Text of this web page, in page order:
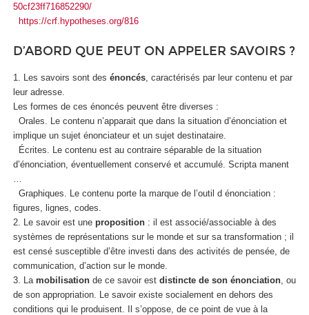
50cf23ff716852290/
https://crf.hypotheses.org/816
D’ABORD QUE PEUT ON APPELER SAVOIRS ?
1. Les savoirs sont des énoncés , caractérisés par leur contenu et par
leur adresse.
Les formes de ces énoncés peuvent être diverses :
Orales. Le contenu n’apparait que dans la situation d’énonciation et
implique un sujet énonciateur et un sujet destinataire.
Écrites. Le contenu est au contraire séparable de la situation
d’énonciation, éventuellement conservé et accumulé. Scripta manent
Graphiques. Le contenu porte la marque de l’outil d énonciation :
figures, lignes, codes.
2. Le savoir est une proposition : il est associé/associable à des
systèmes de représentations sur le monde et sur sa transformation ; il
est censé susceptible d’être investi dans des activités de pensée, de
communication, d’action sur le monde.
3. La mobilisation de ce savoir est distincte de son énonciation , ou
de son appropriation. Le savoir existe socialement en dehors des
conditions qui le produisent. Il s’oppose, de ce point de vue à la